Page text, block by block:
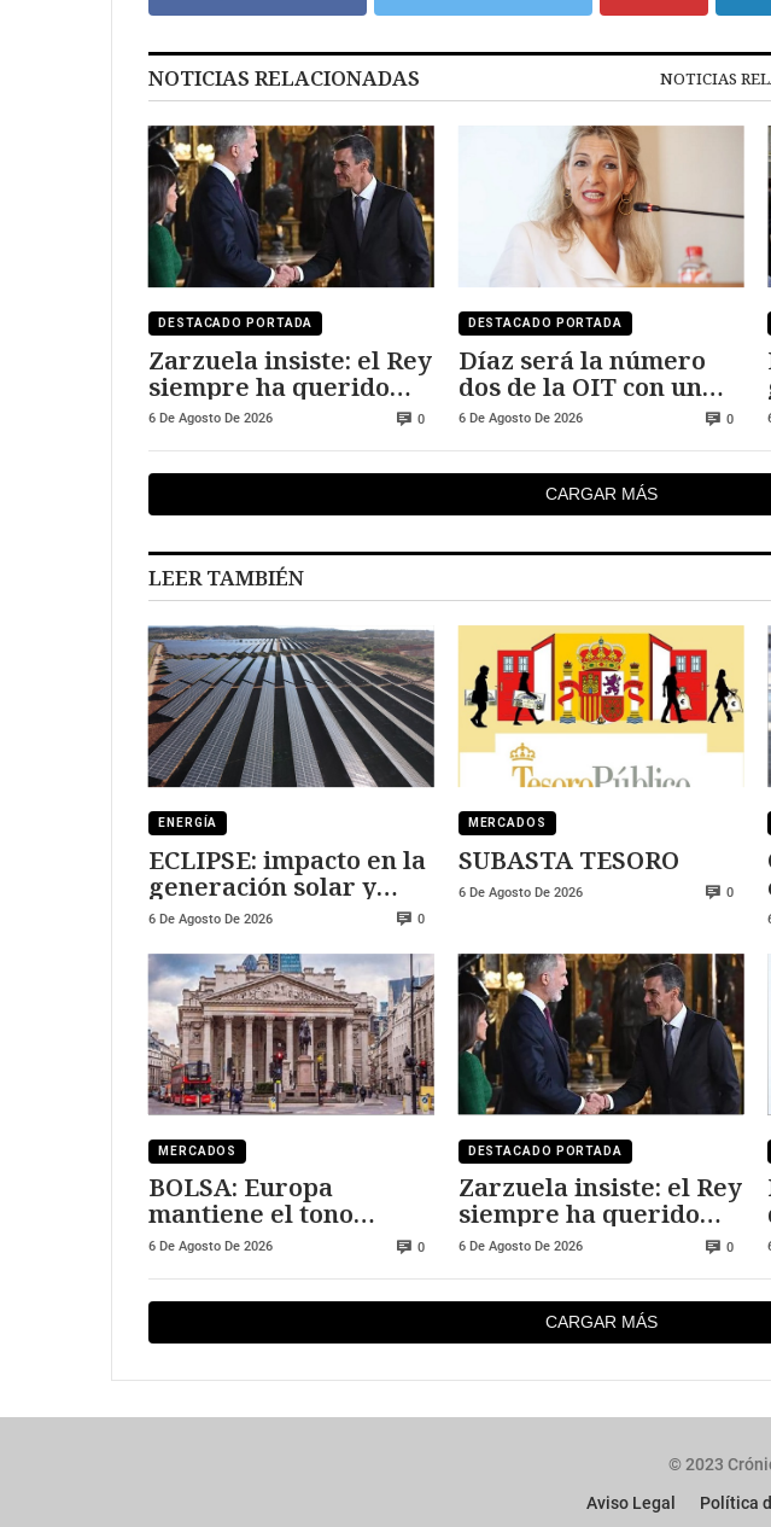
NOTICIAS RELACIONADAS NOTICIAS
DESTACADO PORTADA
Zarzuela insiste: el Rey
siempre ha querido
visitar Ceuta y Melilla
6 De Agosto De 2026 0
DESTACADO PORTADA
Díaz será la número
dos de la OIT con un
salario cercano a los
6 De Agosto De 2026 0
CARGAR MÁS
LEER TAMBIÉN
ENERGÍA
ECLIPSE: impacto en la
generación solar y
fotovoltaica
6 De Agosto De 2026 0
MERCADOS
SUBASTA TESORO
6 De Agosto De 2026 0
MERCADOS
BOLSA: Europa
mantiene el tono
positivo
6 De Agosto De 2026 0
DESTACADO PORTADA
Zarzuela insiste: el Rey
siempre ha querido
visitar Ceuta y Melilla
6 De Agosto De 2026 0
CARGAR MÁS
© 2023
Aviso Legal
Política